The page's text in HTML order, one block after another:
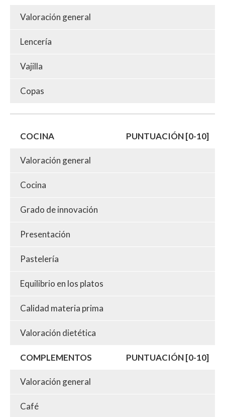
Valoración general
Lencería
Vajilla
Copas
COCINA PUNTUACIÓN [0-10]
Valoración general
Cocina
Grado de innovación
Presentación
Pastelería
Equilibrio en los platos
Calidad materia prima
Valoración dietética
COMPLEMENTOS PUNTUACIÓN [0-10]
Valoración general
Café